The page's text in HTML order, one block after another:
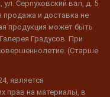
Серпуховский вал, д. 5
продажа и доставка не
продукция может быть
Градусов. При
(Старше
является
прав на материалы, в